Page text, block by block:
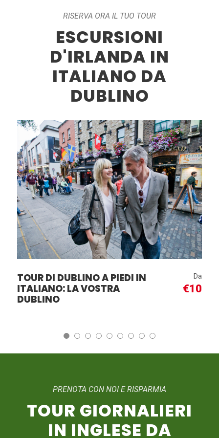
RISERVA ORA IL TUO TOUR
ESCURSIONI
D'IRLANDA IN
ITALIANO DA
DUBLINO
ESCURSIONE GIORNALIERA
DA DUBLINO AL VILLAGGIO
DI HOWTH E MALAHIDE IN
Da
€42
PRENOTA CON NOI E RISPARMIA
TOUR GIORNALIERI
IN INGLESE DA